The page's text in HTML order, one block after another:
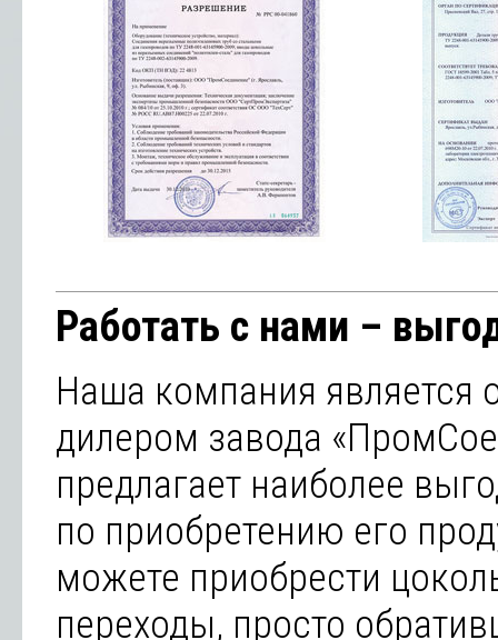
Работать с нами –
Наша компания
дилером завода
предлагает наиболее
по приобретению его
можете приобрести
переходы, просто